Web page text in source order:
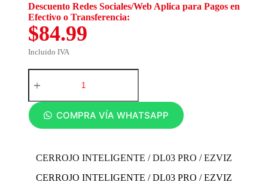
Descuento Redes Sociales/Web Aplica para Pagos en
Efectivo o Transferencia:
$84.99
Incluido IVA
COMPRA VÍA WHATSAPP
CERROJO INTELIGENTE / DL03 PRO / EZVIZ
CERROJO INTELIGENTE / DL03 PRO / EZVIZ